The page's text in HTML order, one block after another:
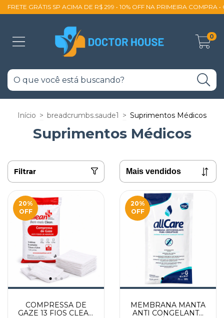
FRETE GRÁTIS SP ACIMA DE R$ 299 • 10% OFF NA PRIMEIRA COMPRA
0
Início > breadcrumbs.saude1 > Suprimentos Médicos
Suprimentos Médicos
Filtrar
20%
OFF
COMPRESSA DE
GAZE 13 FIOS CLEAN
20%
OFF
MEMBRANA MANTA
ANTI CONGELANTE